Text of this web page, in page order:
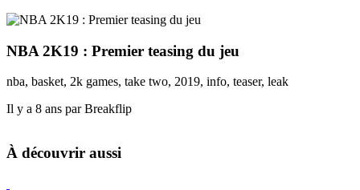
NBA 2K19 : Premier teasing du jeu
nba, basket, 2k games, take two, 2019, info, teaser, leak
Il y a 8 ans par Breakflip
À découvrir aussi